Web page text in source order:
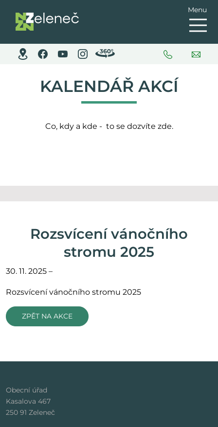
Menu
KALENDÁŘ AKCÍ
Co, kdy a kde - to se dozvíte zde.
Rozsvícení vánočního
stromu 2025
30. 11. 2025 –
Rozsvícení vánočního stromu 2025
ZPĚT NA AKCE
Obecní úřad
Kasalova 467
250 91 Zeleneč